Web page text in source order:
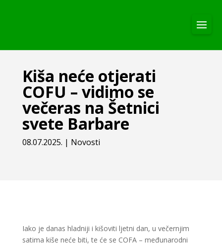
Kiša neće otjerati
COFU – vidimo se
večeras na Šetnici
svete Barbare
08.07.2025. | Novosti
Iako je danas hladniji i kišoviti ljetni dan, u večernjim
satima kiše neće biti, te će se COFA – međunarodni